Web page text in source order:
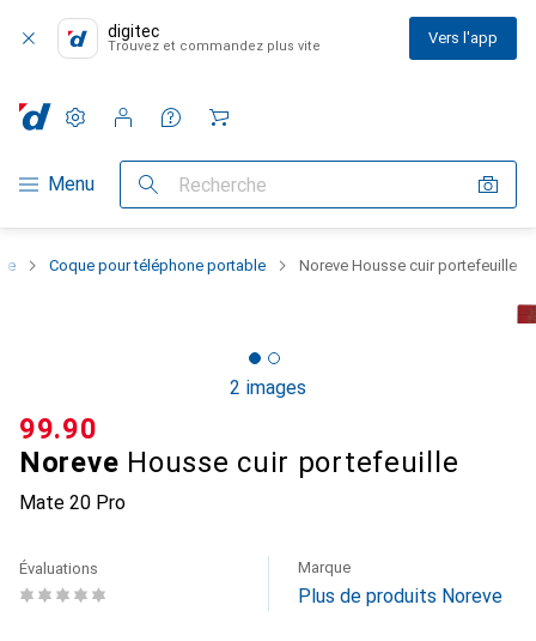
digitec
Trouvez et commandez plus vite Vers l'app
Navigation par catégorie
Menu Recherche
Paramètres
Compte client
Listes de comparaison
Listes d'envies
Panier
Coque pour téléphone portable Noreve Housse cuir portefeuille
2 images
Noreve Housse cuir portefeuille
Mate 20 Pro
CHF
99.90
Évaluations Marque
Plus de produits Noreve